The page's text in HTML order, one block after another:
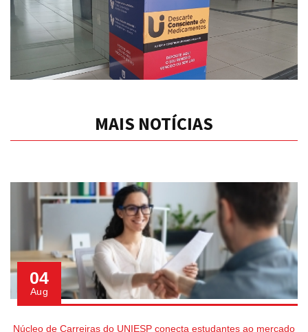
MAIS NOTÍCIAS
04
Aug
Núcleo de Carreiras do UNIESP conecta estudantes ao mercado